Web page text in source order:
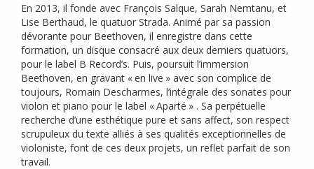
En 2013, il fonde avec François Salque, Sarah Nemtanu, et
Lise Berthaud, le quatuor Strada. Animé par sa passion
dévorante pour Beethoven, il enregistre dans cette
formation, un disque consacré aux deux derniers quatuors,
pour le label B Record’s. Puis, poursuit l’immersion
Beethoven, en gravant «en live » avec son complice de
toujours, Romain Descharmes, l’intégrale des sonates pour
violon et piano pour le label «Aparté » . Sa perpétuelle
recherche d’une esthétique pure et sans affect, son respect
scrupuleux du texte alliés à ses qualités exceptionnelles de
violoniste, font de ces deux projets, un reflet parfait de son
travail.